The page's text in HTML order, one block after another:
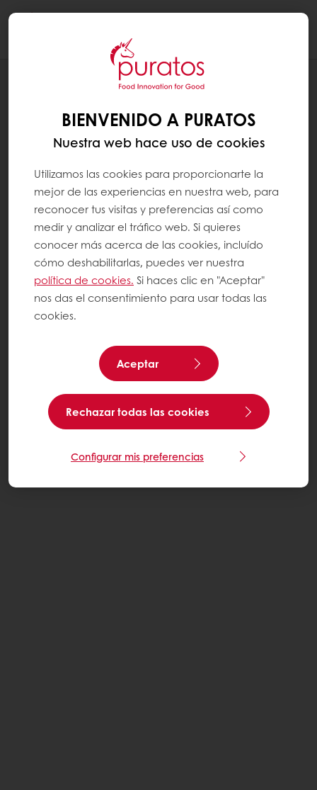
RECETAS
BIENVENIDO A PURATOS
Nuestra web hace uso de cookies
Utilizamos las cookies para proporcionarte la
mejor de las experiencias en nuestra web, para
reconocer tus visitas y preferencias así como
medir y analizar el tráfico web. Si quieres
conocer más acerca de las cookies, incluído
cómo deshabilitarlas, puedes ver nuestra
política de cookies. Si haces clic en "Aceptar"
nos das el consentimiento para usar todas las
cookies.
Aceptar
Rechazar todas las cookies
Configurar mis preferencias